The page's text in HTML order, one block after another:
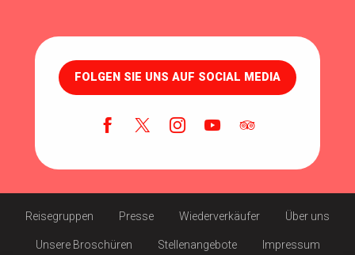
FOLGEN SIE UNS AUF SOCIAL MEDIA
Reisegruppen Presse Wiederverkäufer Über uns
Unsere Broschüren Stellenangebote Impressum